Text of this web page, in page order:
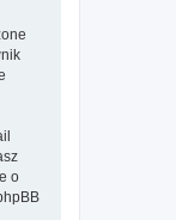
o